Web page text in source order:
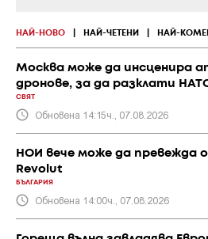
НАЙ-НОВО НАЙ-ЧЕТЕНИ НАЙ-
Москва може да инсценира
дронове, за да разклати
СВЯТ
Обновена 14:15ч., 07.08.2026
НОИ вече може да превежда
Revolut
БЪЛГАРИЯ
Обновена 14:00ч., 07.08.2026